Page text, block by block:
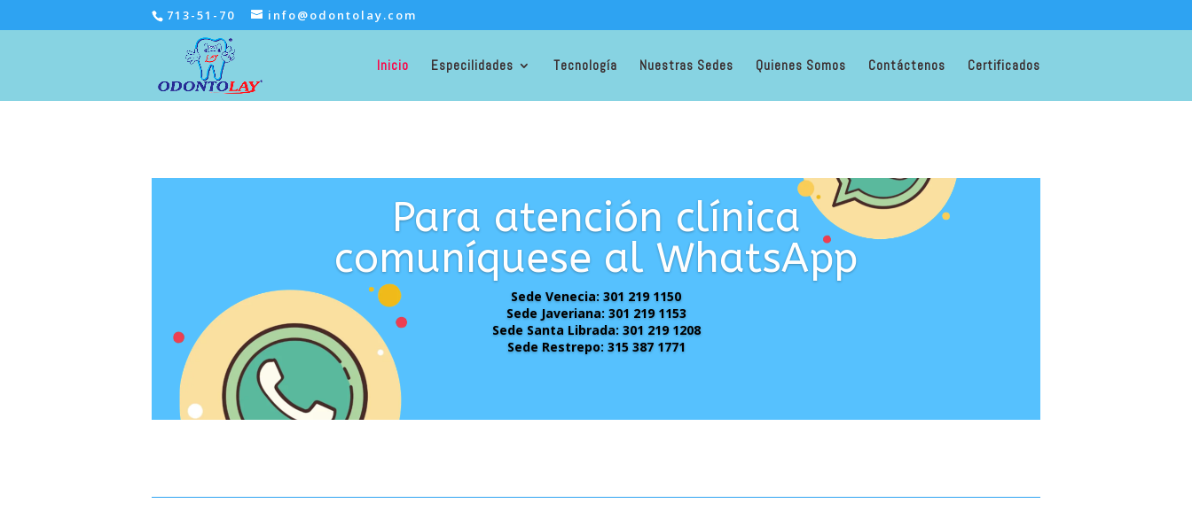
713-51-70 info@odontolay.com
Inicio Especilidades Tecnología Nuestras Sedes Quienes Somos Contáctenos Certificados
Para atención clínica
comuníquese al WhatsApp
Sede Venecia: 301 219 1150
Sede Javeriana: 301 219 1153
Sede Santa Librada: 301 219 1208
Sede Restrepo: 315 387 1771